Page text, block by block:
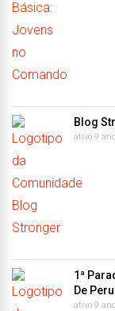
Blog
ativo 9
1ª
De
ativo 9